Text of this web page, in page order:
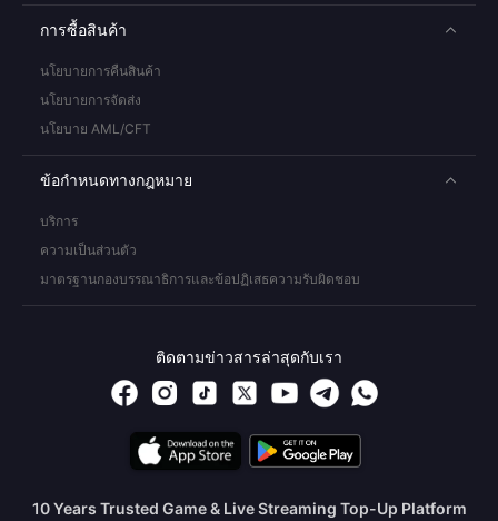
การซื้อสินค้า
นโยบายการคืนสินค้า
นโยบายการจัดส่ง
นโยบาย AML/CFT
ข้อกำหนดทางกฎหมาย
บริการ
ความเป็นส่วนตัว
มาตรฐานกองบรรณาธิการและข้อปฏิเสธความรับผิดชอบ
ติดตามข่าวสารล่าสุดกับเรา
10 Years Trusted Game & Live Streaming Top-Up Platform